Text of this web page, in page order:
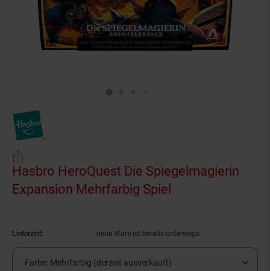
Hasbro HeroQuest Die Spiegelmagierin
Expansion Mehrfarbig Spiel
Lieferzeit: neue Ware ist bereits unterwegs
Farbe: Mehrfarbig (derzeit ausverkauft)